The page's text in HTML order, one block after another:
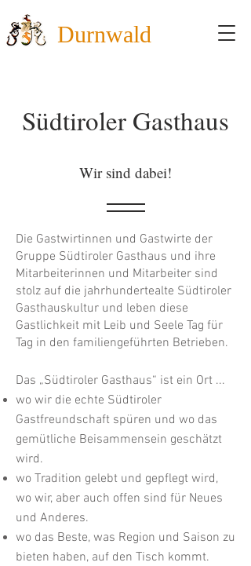
Durnwald
Südtiroler Gasthaus
Wir sind dabei!
Die Gastwirtinnen und Gastwirte der
Gruppe Südtiroler Gasthaus und ihre
Mitarbeiterinnen und Mitarbeiter sind
stolz auf die jahrhundertealte Südtiroler
Gasthauskultur und leben diese
Gastlichkeit mit Leib und Seele Tag für
Tag in den familiengeführten Betrieben.
Das „Südtiroler Gasthaus“ ist ein Ort ...
wo wir die echte Südtiroler
Gastfreundschaft spüren und wo das
gemütliche Beisammensein geschätzt
wird.
wo Tradition gelebt und gepflegt wird,
wo wir, aber auch offen sind für Neues
und Anderes.
wo das Beste, was Region und Saison zu
bieten haben, auf den Tisch kommt.